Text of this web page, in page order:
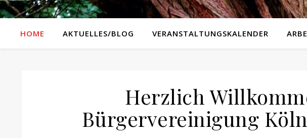
HOME AKTUELLES/BLOG VERANSTALTUNGSKALENDER
Herzlich
Bürgervereinigung